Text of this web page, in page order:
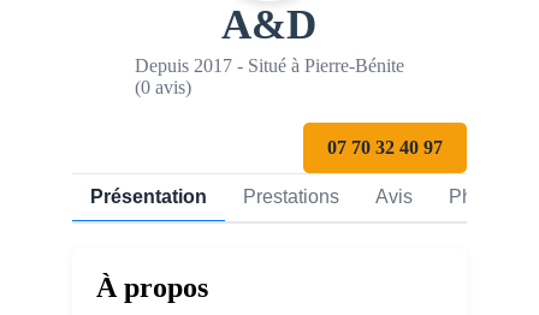
A&D
Depuis 2017 - Situé à Pierre-Bénite
(0 avis)
07 70 32 40 97
Présentation Prestations Avis Photos
À propos